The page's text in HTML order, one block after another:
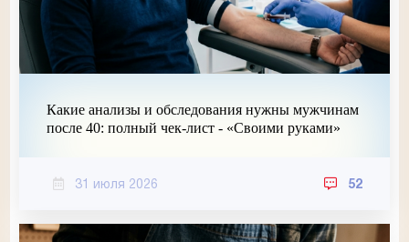
Какие анализы и обследования нужны мужчинам
после 40: полный чек-лист - «Своими руками»
31 июля 2026 52